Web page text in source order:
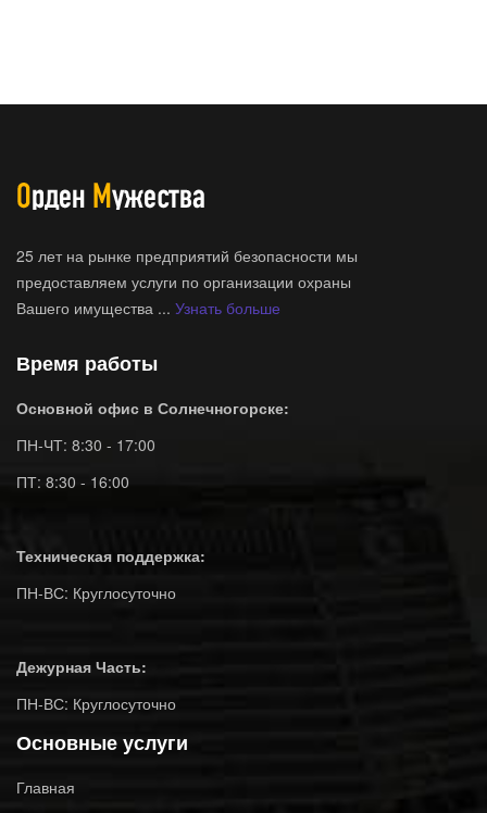
25 лет на рынке предприятий безопасности мы
предоставляем услуги по организации охраны
Вашего имущества ... Узнать больше
Время работы
Основной офис в Солнечногорске:
ПН-ЧТ: 8:30 - 17:00
ПТ: 8:30 - 16:00
Техническая поддержка:
ПН-ВС: Круглосуточно
Дежурная Часть:
ПН-ВС: Круглосуточно
Основные услуги
Главная